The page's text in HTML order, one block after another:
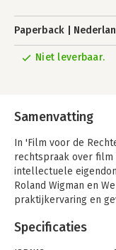
Paperback
Niet leverbaar.
Samenvatting
In 'Film voor de
rechtspraak over film
intellectuele
Roland Wigman en
praktijkervaring en
praktijkvoorbeelden
Specificaties